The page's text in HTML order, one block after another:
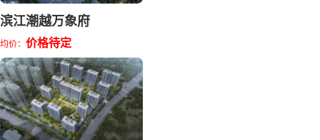
滨江潮越万象府
均价： 价格待定